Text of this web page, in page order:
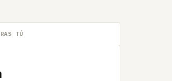
TÚ